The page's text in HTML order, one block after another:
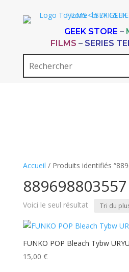
GEEK STORE –
FILMS – SERIES
Accueil / Produits identifiés
889698803557
Voici le seul résultat
FUNKO POP Bleach Tybw
15,00 €